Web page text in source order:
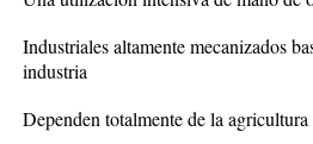
Industriales altamente mecanizados
industria
Dependen totalmente de la